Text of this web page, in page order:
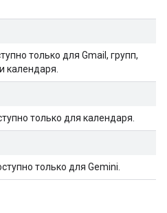
только для Gmail, групп,
календаря.
только для календаря.
только для Gemini.